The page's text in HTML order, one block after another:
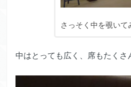
さっそく中を覗いて
中はとっても広く、席もたくさ